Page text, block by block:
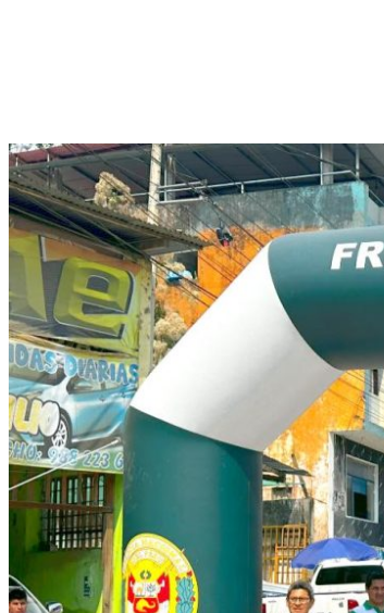
“¡UNIDOS
CONTRA
LA
TRATA
DE
PERSONAS!
SEGUNDO
DÍA
DEL
ENCUENTRO
MACROREGIONAL
CULMINA
CON
PASACALLE
Y
FERIA
INFORMATIVA
EN